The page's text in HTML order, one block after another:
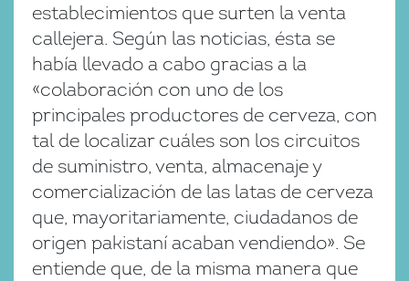
establecimientos que surten la venta
callejera. Según las noticias, ésta se
había llevado a cabo gracias a la
«colaboración con uno de los
principales productores de cerveza, con
tal de localizar cuáles son los circuitos
de suministro, venta, almacenaje y
comercialización de las latas de cerveza
que, mayoritariamente, ciudadanos de
origen pakistaní acaban vendiendo». Se
entiende que, de la misma manera que